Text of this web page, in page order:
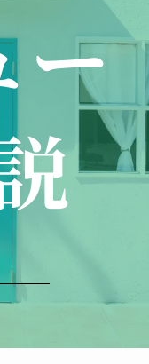
ー